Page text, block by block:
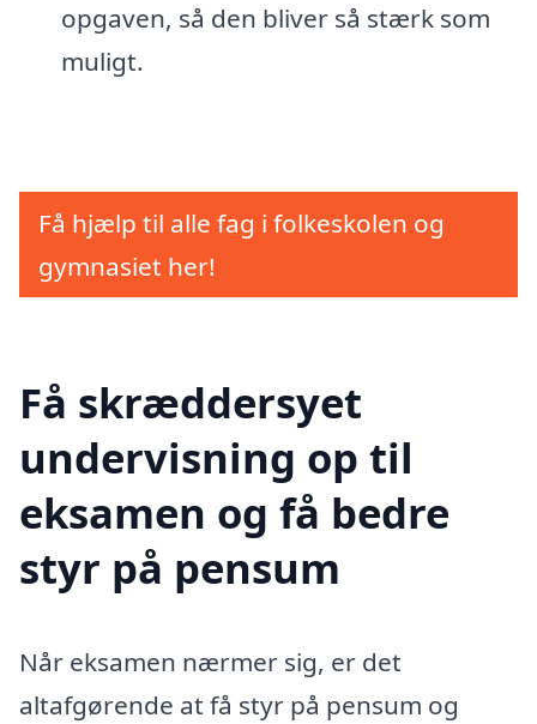
opgaven, så den bliver så stærk som
muligt.
Få hjælp til alle fag i folkeskolen og
gymnasiet her!
Få skræddersyet
undervisning op til
eksamen og få bedre
styr på pensum
Når eksamen nærmer sig, er det
altafgørende at få styr på pensum og